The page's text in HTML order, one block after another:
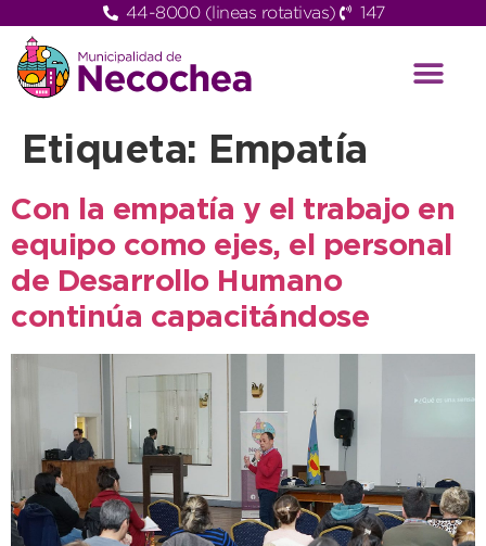
44-8000 (lineas rotativas) 147
Etiqueta: Empatía
Con la empatía y el trabajo en
equipo como ejes, el personal
de Desarrollo Humano
continúa capacitándose